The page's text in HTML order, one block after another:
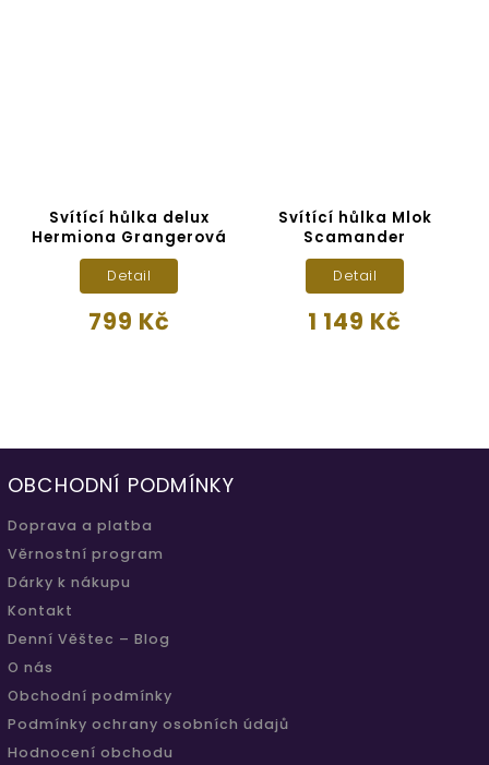
Svítící hůlka delux
Hermiona Grangerová
799 Kč
Detail
Svítící hůlka Mlok
Scamander
1 149 Kč
Detail
OBCHODNÍ PODMÍNKY
Doprava a platba
Věrnostní program
Dárky k nákupu
Kontakt
Denní Věštec – Blog
O nás
Obchodní podmínky
Podmínky ochrany osobních údajů
Hodnocení obchodu